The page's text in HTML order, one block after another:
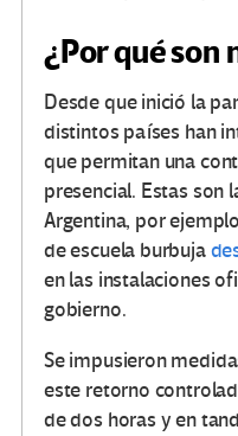
¿Por qué son
Desde que inició la
distintos países han
que permitan una
presencial. Estas son
Argentina, por
de escuela burbuja
en las instalaciones
gobierno.
Se impusieron
este retorno
de dos horas y en